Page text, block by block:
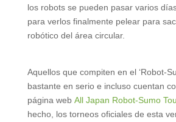
los robots se pueden pasar varios
para verlos finalmente pelear para
robótico del área circular.
Aquellos que compiten en el ‘Robot-
bastante en serio e incluso cuentan
página web All Japan Robot-Sumo
hecho, los torneos oficiales de esta